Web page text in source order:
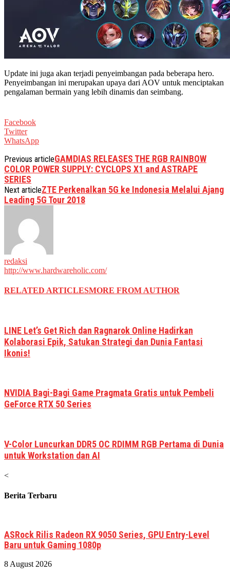
Update ini juga akan terjadi penyeimbangan pada beberapa hero.
Penyeimbangan ini merupakan upaya dari AOV untuk menciptakan
pengalaman bermain yang lebih dinamis dan seimbang.
Facebook
Twitter
WhatsApp
Previous articleGAMDIAS RELEASES THE RGB RAINBOW
COLOR POWER SUPPLY: CYCLOPS X1 and ASTRAPE
SERIES
Next articleZTE Perkenalkan 5G ke Indonesia Melalui Ajang
Leading 5G Tour 2018
redaksi
http://www.hardwareholic.com/
RELATED ARTICLESMORE FROM AUTHOR
LINE Let’s Get Rich dan Ragnarok Online Hadirkan
Kolaborasi Epik, Satukan Strategi dan Dunia Fantasi
Ikonis!
NVIDIA Bagi-Bagi Game Pragmata Gratis untuk Pembeli
GeForce RTX 50 Series
V-Color Luncurkan DDR5 OC RDIMM RGB Pertama di Dunia
untuk Workstation dan AI
<
Berita Terbaru
ASRock Rilis Radeon RX 9050 Series, GPU Entry-Level
Baru untuk Gaming 1080p
8 August 2026